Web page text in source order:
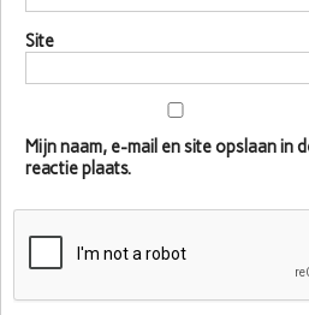
Site
Mijn naam, e-mail en site opslaan
reactie plaats.